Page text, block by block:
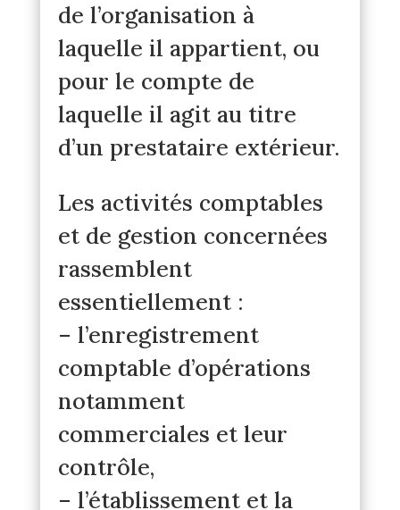
de l’organisation à
laquelle il appartient, ou
pour le compte de
laquelle il agit au titre
d’un prestataire extérieur.
Les activités comptables
et de gestion concernées
rassemblent
essentiellement :
– l’enregistrement
comptable d’opérations
notamment
commerciales et leur
contrôle,
– l’établissement et la